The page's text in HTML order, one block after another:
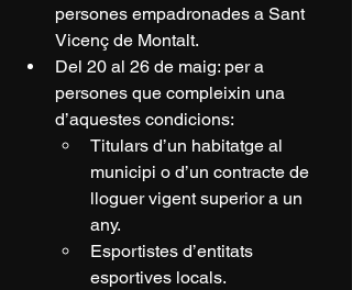
persones empadronades a Sant
Vicenç de Montalt.
Del 20 al 26 de maig: per a
persones que compleixin una
d’aquestes condicions:
Titulars d’un habitatge al
municipi o d’un contracte de
lloguer vigent superior a un
any.
Esportistes d’entitats
esportives locals.